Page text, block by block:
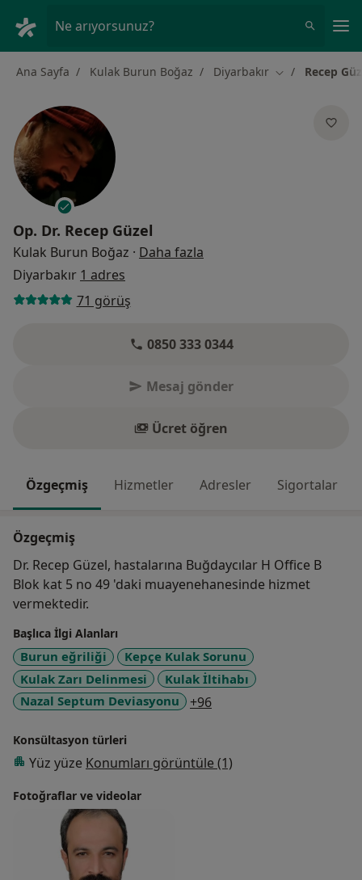
Ne arıyorsunuz?
Ana Sayfa Kulak Burun Boğaz Diyarbakır Şehir değiştir
Recep
Op. Dr. Recep Güzel
Kulak Burun Boğaz · Daha fazla
Diyarbakır 1 adres
71 görüş
0850 333 0344
Mesaj gönder
Ücret öğren
Özgeçmiş Hizmetler Adresler Sigortalar
Özgeçmiş
Dr. Recep Güzel, hastalarına Buğdaycılar H Office B
Blok kat 5 no 49 'daki muayenehanesinde hizmet
vermektedir.
Başlıca İlgi Alanları
Burun eğriliği
Kepçe Kulak Sorunu
Kulak Zarı Delinmesi
Kulak İltihabı
Nazal Septum Deviasyonu
+96a11y_sr_more_diseases
Konsültasyon türleri
Yüz yüze Konumları görüntüle (1)
Fotoğraflar ve videolar